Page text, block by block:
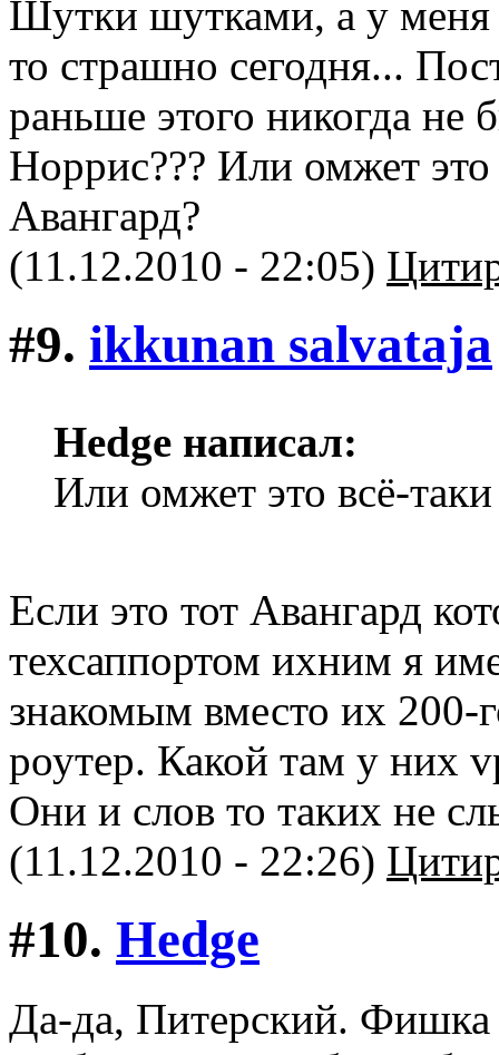
Шутки шутками, а у
то страшно сегодня...
раньше этого никогда не
Норрис??? Или омжет
Авангард?
(11.12.2010 - 22:05)
#9. ikkunan salvataja
Hedge написал:
Или омжет это всё-
Если это тот Авангард
техсаппортом ихним я
знакомым вместо их
роутер. Какой там у них
Они и слов то таких не
(11.12.2010 - 22:26)
#10. Hedge
Да-да, Питерский. Фишка